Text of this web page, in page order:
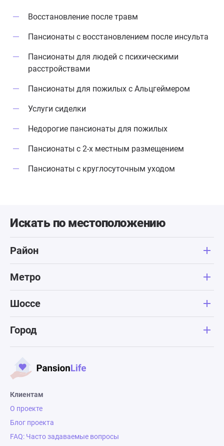
Восстановление после травм
Пансионаты с восстановлением после инсульта
Пансионаты для людей с психическими
расстройствами
Пансионаты для пожилых с Альцгеймером
Услуги сиделки
Недорогие пансионаты для пожилых
Пансионаты с 2-х местным размещением
Пансионаты с круглосуточным уходом
Искать по местоположению
Район
Метро
Шоссе
Город
Клиентам
О проекте
Блог проекта
FAQ: Часто задаваемые вопросы